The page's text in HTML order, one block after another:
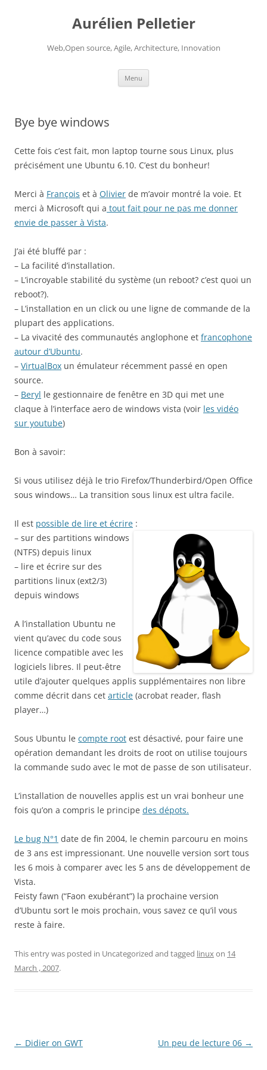
Aurélien Pelletier
Web,Open source, Agile, Architecture, Innovation
Menu
Bye bye windows
Cette fois c’est fait, mon laptop tourne sous Linux, plus
précisément une Ubuntu 6.10. C’est du bonheur!
Merci à François et à Olivier de m’avoir montré la voie. Et
merci à Microsoft qui a tout fait pour ne pas me donner
envie de passer à Vista.
J’ai été bluffé par :
– La facilité d’installation.
– L’incroyable stabilité du système (un reboot? c’est quoi un
reboot?).
– L’installation en un click ou une ligne de commande de la
plupart des applications.
– La vivacité des communautés anglophone et francophone
autour d’Ubuntu.
– VirtualBox un émulateur récemment passé en open
source.
– Beryl le gestionnaire de fenêtre en 3D qui met une
claque à l’interface aero de windows vista (voir les vidéo
sur youtube)
Bon à savoir:
Si vous utilisez déjà le trio Firefox/Thunderbird/Open Office
sous windows… La transition sous linux est ultra facile.
Il est possible de lire et écrire :
– sur des partitions windows
(NTFS) depuis linux
– lire et écrire sur des
partitions linux (ext2/3)
depuis windows
A l’installation Ubuntu ne
vient qu’avec du code sous
licence compatible avec les
logiciels libres. Il peut-être
utile d’ajouter quelques applis supplémentaires non libre
comme décrit dans cet article (acrobat reader, flash
player…)
Sous Ubuntu le compte root est désactivé, pour faire une
opération demandant les droits de root on utilise toujours
la commande sudo avec le mot de passe de son utilisateur.
L’installation de nouvelles applis est un vrai bonheur une
fois qu’on a compris le principe des dépots.
Le bug N°1 date de fin 2004, le chemin parcouru en moins
de 3 ans est impressionant. Une nouvelle version sort tous
les 6 mois à comparer avec les 5 ans de développement de
Vista.
Feisty fawn (“Faon exubérant”) la prochaine version
d’Ubuntu sort le mois prochain, vous savez ce qu’il vous
reste à faire.
This entry was posted in Uncategorized and tagged linuxon 14
March , 2007.
Post
← Didier on GWT Un peu de lecture 06 →